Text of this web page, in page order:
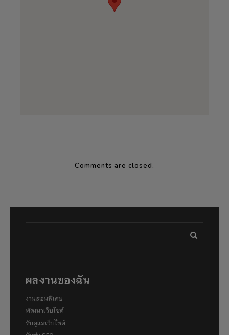
Comments are closed.
ผลงานของฉัน
งานสอนพิเศษ
พัฒนาเว็บไซต์
รับดูแลเว็บไซต์